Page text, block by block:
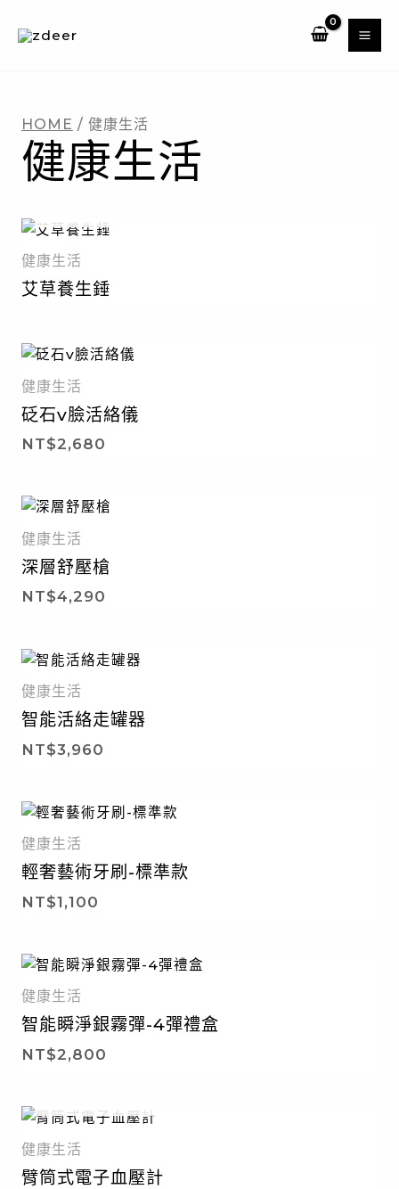
HOME / 健康生活
健康生活
健康生活
艾草養生錘
健康生活
砭石v臉活絡儀
NT$2,680
健康生活
深層舒壓槍
NT$4,290
健康生活
智能活絡走罐器
NT$3,960
健康生活
輕奢藝術牙刷-標準款
NT$1,100
健康生活
智能瞬淨銀霧彈-4彈禮盒
NT$2,800
健康生活
臂筒式電子血壓計